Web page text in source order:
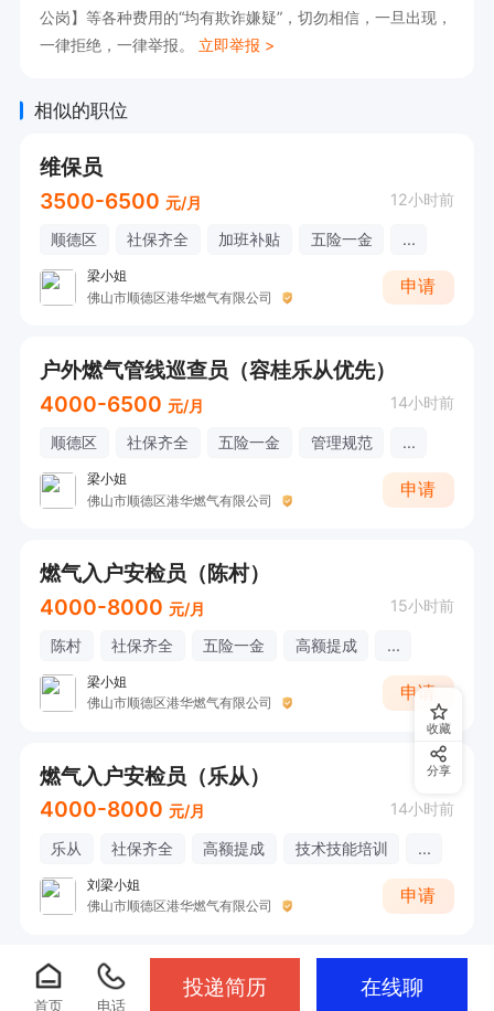
2、保障齐全：入职即购社保，享受高温补贴、奖
金、法定节假日、带薪年假。
训，清晰晋升通道。
4、用工规定：与正规第三方劳务公司签订劳动合
同，权益有保障。
四【联系方式】
联系电话：0757-22381086
简历投递：695462882@qq.com
公岗】等各种费用的“均有欺诈嫌疑”，切勿相信，一旦出现，
一律拒绝，一律举报。 立即举报 >
相似的职位
维保员
3500-6500 元/月 12小时前
顺德区 社保齐全 加班补贴 五险一金 ...
梁小姐
佛山市顺德区港华燃气有限公司
申请
户外燃气管线巡查员（容桂乐从优先）
4000-6500 元/月 14小时前
顺德区 社保齐全 五险一金 管理规范 ...
梁小姐
佛山市顺德区港华燃气有限公司
申请
燃气入户安检员（陈村）
4000-8000 元/月 15小时前
陈村 社保齐全 五险一金 高额提成 ...
梁小姐
佛山市顺德区港华燃气有限公司
申请
燃气入户安检员（乐从）
4000-8000 元/月 14小时前
乐从 社保齐全 高额提成 技术技能培训 ...
刘梁小姐
佛山市顺德区港华燃气有限公司
申请
收藏
分享
首页 电话
投递简历 在线聊